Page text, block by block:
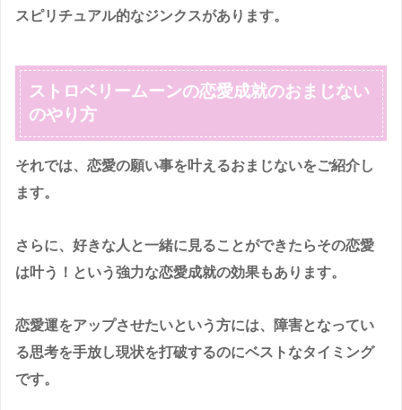
スピリチュアル的なジンクスがあります。
ストロベリームーンの恋愛成就のおまじない
のやり方
それでは、恋愛の願い事を叶えるおまじないをご紹介し
ます。
さらに、好きな人と一緒に見ることができたらその恋愛
は叶う！という強力な恋愛成就の効果もあります。
恋愛運をアップさせたいという方には、障害となってい
る思考を手放し現状を打破するのにベストなタイミング
です。